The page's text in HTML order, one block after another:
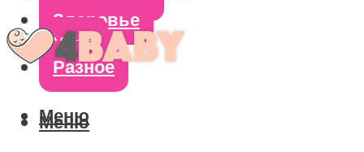
Здоровье
Уход
Разное
Меню
Меню